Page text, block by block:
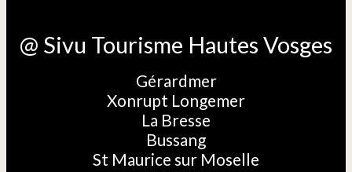
@ Sivu Tourisme Hautes Vosges
Gérardmer
Xonrupt Longemer
La Bresse
Bussang
St Maurice sur Moselle